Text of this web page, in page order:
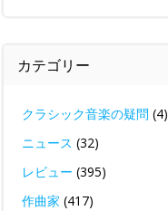
カテゴリー
クラシック音楽の疑問 (4)
ニュース (32)
レビュー (395)
作曲家 (417)